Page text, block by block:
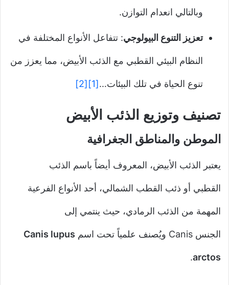
وبالتالي انعدام التوازن.
تعزيز التنوع البيولوجي: تتفاعل الأنواع المختلفة في
النظام البيئي القطبي مع الذئب الأبيض، مما يعزز من
تنوع الحياة في تلك البيئات…[1]
[2]
تصنيف وتوزيع الذئب الأبيض
الموطن والمناطق الجغرافية
يعتبر الذئب الأبيض، المعروف أيضاً باسم الذئب
القطبي أو ذئب القطب الشمالي، أحد الأنواع الفرعية
المهمة من الذئب الرمادي، حيث ينتمي إلى
الجنس Canis ويُصنف علمياً تحت اسم Canis lupus
arctos
.